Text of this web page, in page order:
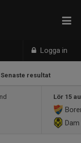
Logga in
Senaste resultat
Lör 15